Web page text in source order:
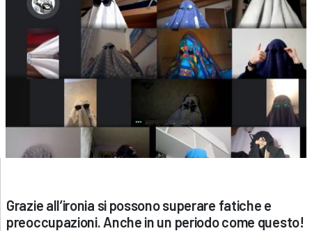
Grazie all’ironia si possono superare fatiche e
preoccupazioni. Anche in un periodo come questo!